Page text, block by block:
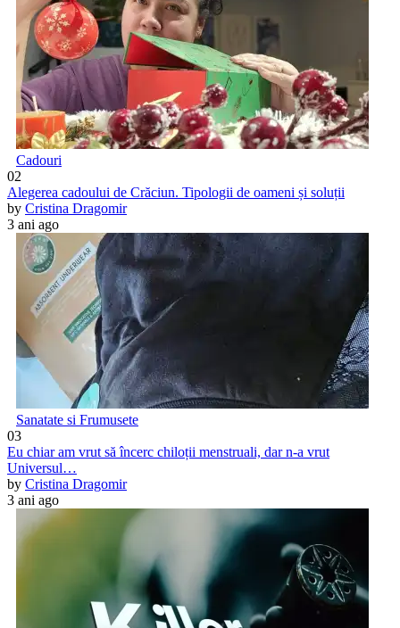
Cadouri
02
Alegerea cadoului de Crăciun. Tipologii de oameni și soluții
by Cristina Dragomir
3 ani ago
Sanatate si Frumusete
03
Eu chiar am vrut să încerc chiloții menstruali, dar n-a vrut
Universul…
by Cristina Dragomir
3 ani ago